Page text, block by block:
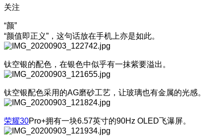
关注
“颜”
“颜值即正义”，这句话放在手机上亦是如此。
钛空银的配色，在银色中似乎有一抹紫要溢出。
钛空银配色采用的AG磨砂工艺，让玻璃也有金属的光感。
荣耀30Pro+拥有一块6.57英寸的90Hz OLED飞瀑屏。